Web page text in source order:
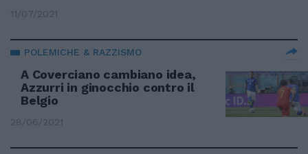
11/07/2021
POLEMICHE & RAZZISMO
A Coverciano cambiano idea,
Azzurri in ginocchio contro il
Belgio
28/06/2021